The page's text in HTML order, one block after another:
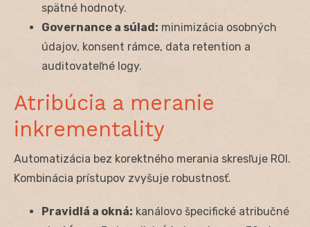
spätné hodnoty.
Governance a súlad: minimizácia osobných
údajov, konsent rámce, data retention a
auditovateľné logy.
Atribúcia a meranie
inkrementality
Automatizácia bez korektného merania skresľuje ROI.
Kombinácia prístupov zvyšuje robustnosť.
Pravidlá a okná: kanálovo špecifické atribučné